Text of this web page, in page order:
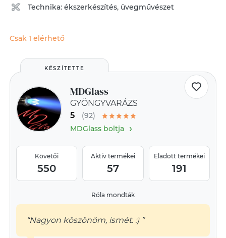
Technika:ékszerkészítés, üvegművészet
Csak 1 elérhető
KÉSZÍTETTE
MDGlass
GYÖNGYVARÁZS
5
(92)
MDGlass boltja›
Követői
550
Aktív termékei
57
Eladott termékei
191
Róla mondták
“Nagyon köszönöm, ismét. :) ”